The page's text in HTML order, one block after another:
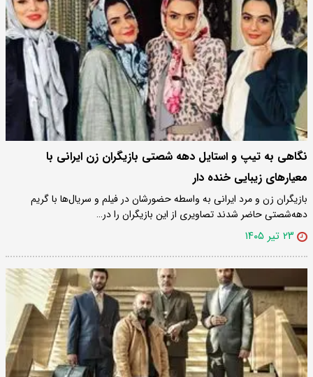
نگاهی به تیپ و استایل دهه شصتی بازیگران زن ایرانی با
معیارهای زیبایی خنده دار
بازیگران زن و مرد ایرانی به واسطه حضورشان در فیلم و سریال‌ها با گریم
دهه‌شصتی حاضر شدند تصاویری از این بازیگران را در…
۲۳ تیر ۱۴۰۵